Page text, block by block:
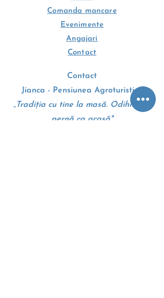
Comanda mancare
Evenimente
Angajari
Contact
Contact
Jianca - Pensiunea Agroturistica
„Tradiția cu tine la masă. Odihnă pe
pernă ca acasă"